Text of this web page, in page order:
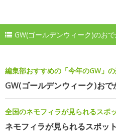
GW(ゴールデンウィーク)のお
編集部おすすめの「今年のGW」
GW(ゴールデンウィーク)おで
全国のネモフィラが見られるスポ
ネモフィラが見られるスポット